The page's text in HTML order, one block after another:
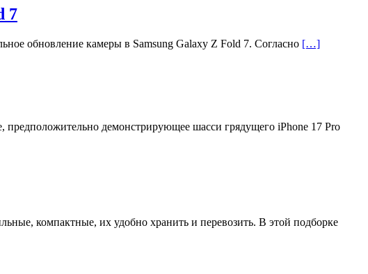
7
обновление камеры в Samsung Galaxy Z Fold 7. Согласно […]
демонстрирующее шасси грядущего iPhone 17 Pro
компактные, их удобно хранить и перевозить. В этой подборке